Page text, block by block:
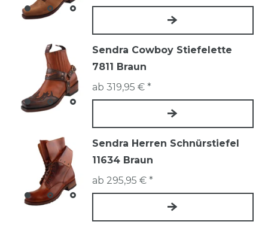
Sendra Cowboy Stiefelette
7811 Braun
ab 319,95 € *
Sendra Herren Schnürstiefel
11634 Braun
ab 295,95 € *